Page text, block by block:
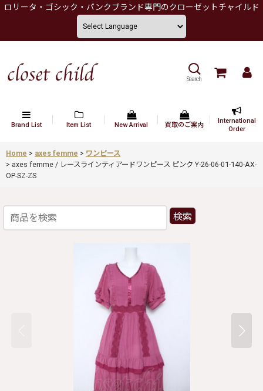
ロリータ・ゴシック・パンクブランド専門のクローゼットチャイルド
Search
Brand List Item List New Arrival 買取のご案内
International
Order
Home > axes femme > ワンピース
> axes femme / レースラインティアードワンピース ピンク Y-26-06-01-140-AX-
OP-SZ-ZS
検索